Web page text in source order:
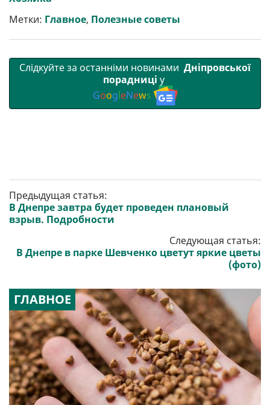
Метки: Главное, Полезные советы
Слідкуйте за останніми новинами Дніпровської
порадниці у
GoogleNews
Предыдущая статья:
В Днепре завтра будет проведен плановый
взрыв. Подробности
Следующая статья:
В Днепре в парке Шевченко цветут яркие цветы
(фото)
ГЛАВНОЕ